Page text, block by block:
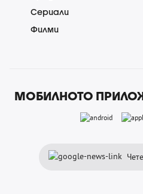
Сериали
Филми
МОБИЛНОТО